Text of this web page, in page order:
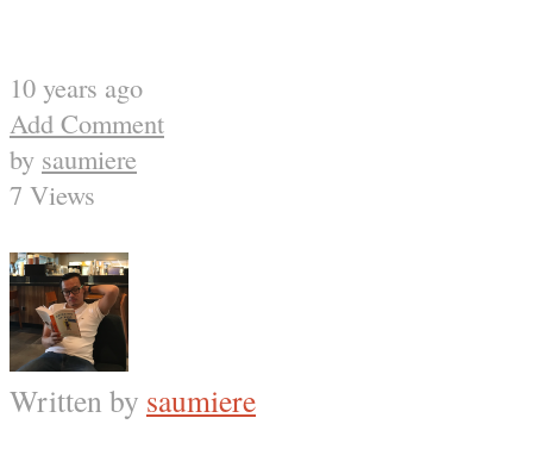
10 years ago
Add Comment
by saumiere
7 Views
Written by saumiere